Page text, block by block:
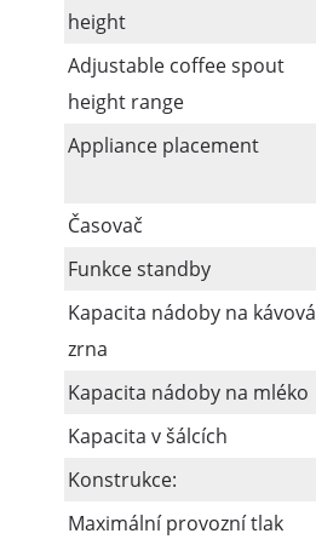
height
Adjustable coffee spout
height range
Appliance placement
Časovač
Funkce standby
Kapacita nádoby na kávová
zrna
Kapacita nádoby na mléko
Kapacita v šálcích
Konstrukce:
Maximální provozní tlak